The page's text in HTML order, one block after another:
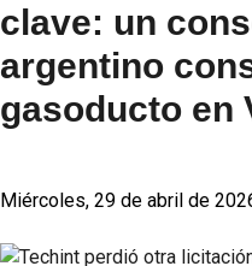
clave: un
argentino
gasoducto en
Miércoles, 29 de abril de